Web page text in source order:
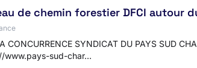
de chemin forestier DFCI autour
CONCURRENCE SYNDICAT DU PAYS SUD
www.pays-sud-char…